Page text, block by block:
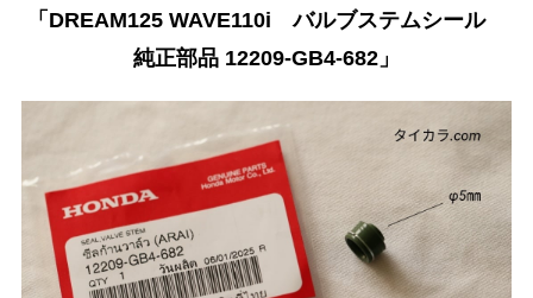
「DREAM125 WAVE110i バルブステムシール
純正部品 12209-GB4-682」